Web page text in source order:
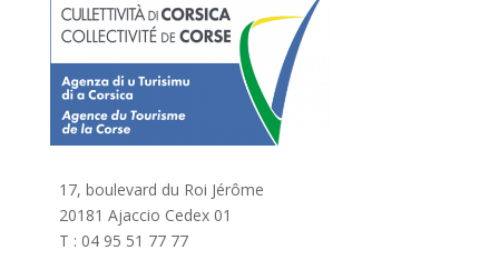
17, boulevard du Roi Jérôme
20181 Ajaccio Cedex 01
T : 04 95 51 77 77